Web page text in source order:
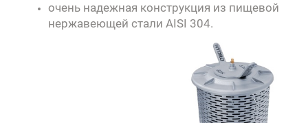
очень надежная конструкция из пищевой
нержавеющей стали AISI 304.